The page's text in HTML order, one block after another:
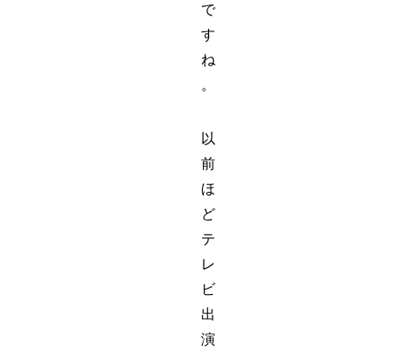
で
す
ね
。
以
前
ほ
ど
テ
レ
ビ
出
演